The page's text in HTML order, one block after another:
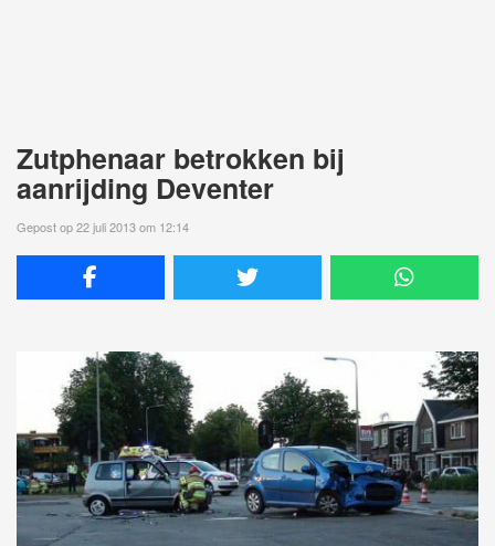
Zutphenaar betrokken bij
aanrijding Deventer
Gepost op 22 juli 2013 om 12:14